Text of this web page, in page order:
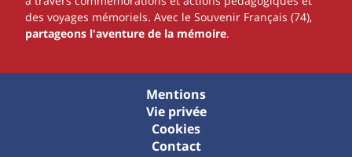
des voyages mémoriels. Avec le Souvenir Français (74),
partageons l'aventure de la mémoire.
Mentions
Vie privée
Cookies
Contact